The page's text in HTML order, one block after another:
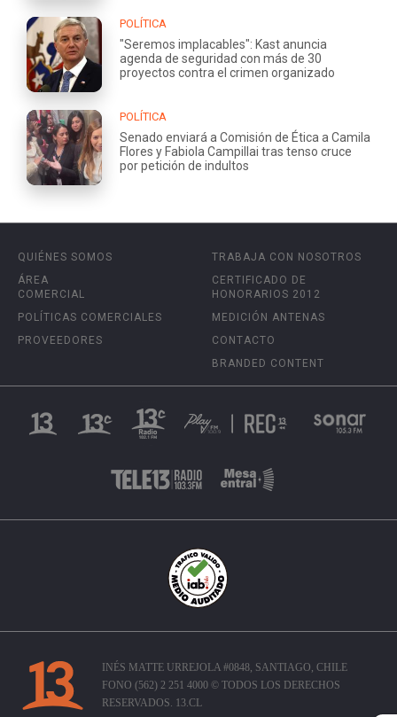
POLÍTICA
"Seremos implacables": Kast anuncia
agenda de seguridad con más de 30
proyectos contra el crimen organizado
POLÍTICA
Senado enviará a Comisión de Ética a Camila
Flores y Fabiola Campillai tras tenso cruce
por petición de indultos
QUIÉNES SOMOS
ÁREA
COMERCIAL
POLÍTICAS COMERCIALES
PROVEEDORES
TRABAJA CON NOSOTROS
CERTIFICADO DE
HONORARIOS 2012
MEDICIÓN ANTENAS
CONTACTO
BRANDED CONTENT
INÉS MATTE URREJOLA #0848, SANTIAGO, CHILE
FONO (562) 2 251 4000 © TODOS LOS DERECHOS
RESERVADOS. 13.CL